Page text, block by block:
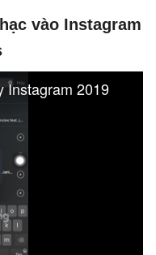
vào Instagram